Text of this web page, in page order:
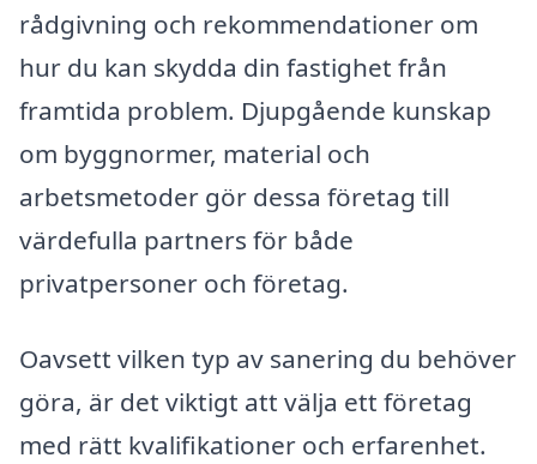
rådgivning och rekommendationer om
hur du kan skydda din fastighet från
framtida problem. Djupgående kunskap
om byggnormer, material och
arbetsmetoder gör dessa företag till
värdefulla partners för både
privatpersoner och företag.
Oavsett vilken typ av sanering du behöver
göra, är det viktigt att välja ett företag
med rätt kvalifikationer och erfarenhet.